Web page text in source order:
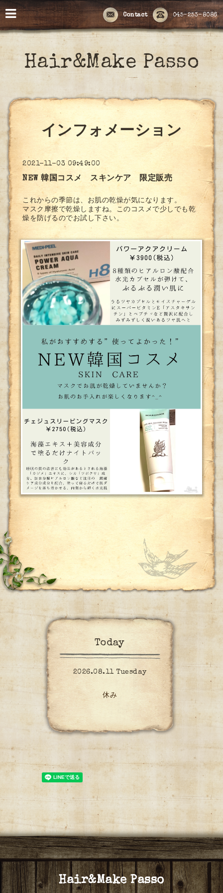
045-253-8086
Contact
Hair&Make Passo
インフォメーション
2021-11-03 09:49:00
NEW 韓国コスメ スキンケア 限定販売
これからの季節は、お肌の乾燥が気になります。
マスク摩擦で乾燥しますね。このコスメで少しでも乾
燥を防げるのでお試し下さい。
Today
2026.08.11 Tuesday
休み
Hair&Make Passo